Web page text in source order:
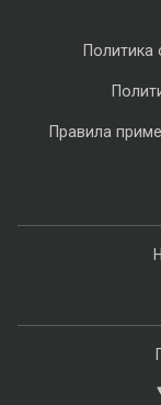
Политика
Правила